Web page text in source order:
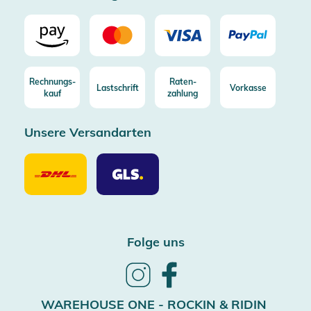
Rechnungs-
kauf
Lastschrift
Raten-
zahlung
Vorkasse
Unsere Versandarten
Unsere
Versandarten
DHL
Unsere
Versandarten
GLS
Folge uns
Follow
WAREHOUSE ONE - ROCKIN & RIDIN